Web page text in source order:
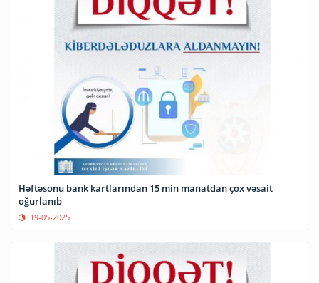
Həftəsonu bank kartlarından 15 min manatdan çox vəsait
oğurlanıb
19-05-2025